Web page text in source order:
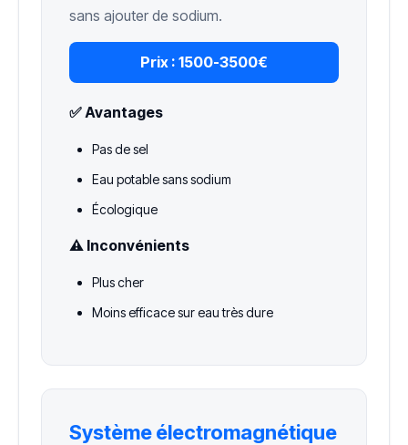
sans ajouter de sodium.
Prix : 1500-3500€
✅ Avantages
Pas de sel
Eau potable sans sodium
Écologique
⚠️ Inconvénients
Plus cher
Moins efficace sur eau très dure
Système électromagnétique